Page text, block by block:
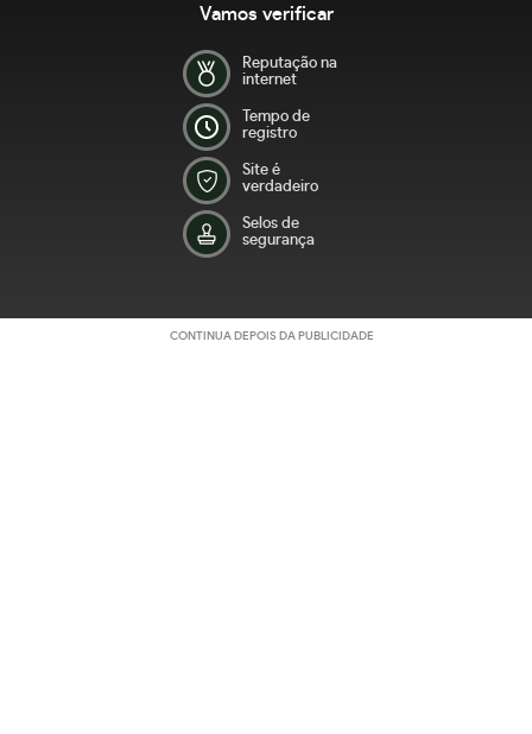
Vamos verificar
Reputação na
internet
Tempo de
registro
Site é
verdadeiro
Selos de
segurança
CONTINUA DEPOIS DA PUBLICIDADE